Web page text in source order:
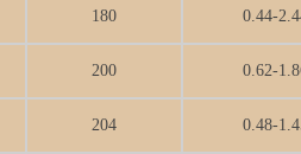
180 0.44-
200 0.62-
204 0.48-